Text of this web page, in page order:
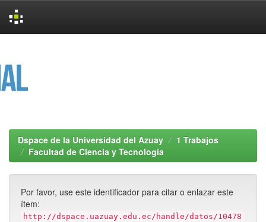
Dspace de la Universidad del Azuay
1 Trabajos
Facultad de Ciencia y Tecnología
Por favor, use este identificador para citar o enlazar este
ítem:
http://dspace.uazuay.edu.ec/handle/datos/10478